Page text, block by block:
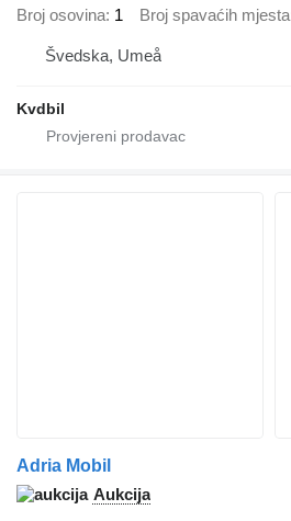
Broj osovina 1 Broj spavaćih mjesta
Švedska, Umeå
Kvdbil
Adria Mobil
Aukcija